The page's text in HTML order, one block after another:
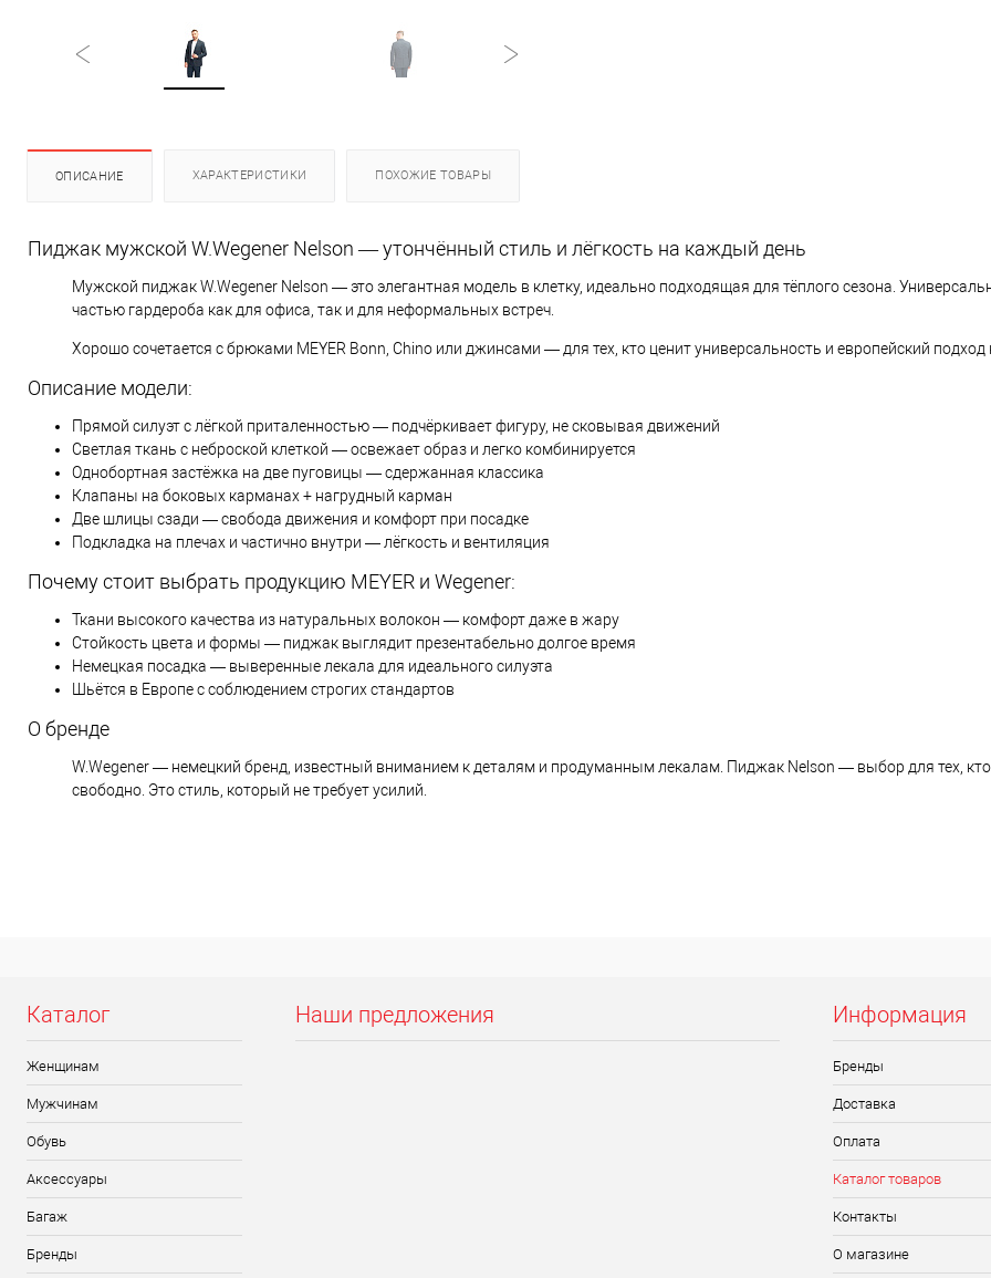
ОПИСАНИЕ ХАРАКТЕРИСТИКИ ПОХОЖИЕ ТОВАРЫ
Пиджак мужской W.Wegener Nelson — утончённый стиль и лёгкость на каждый день
Мужской пиджак W.Wegener Nelson — это элегантная модель в клетку, идеально подходящая для тёплого сезона.
частью гардероба как для офиса, так и для неформальных встреч.
Хорошо сочетается с брюками MEYER Bonn, Chino или джинсами — для тех, кто ценит универсальность и европейский
Описание модели:
Прямой силуэт с лёгкой приталенностью — подчёркивает фигуру, не сковывая движений
Светлая ткань с неброской клеткой — освежает образ и легко комбинируется
Однобортная застёжка на две пуговицы — сдержанная классика
Клапаны на боковых карманах + нагрудный карман
Две шлицы сзади — свобода движения и комфорт при посадке
Подкладка на плечах и частично внутри — лёгкость и вентиляция
Почему стоит выбрать продукцию MEYER и Wegener:
Ткани высокого качества из натуральных волокон — комфорт даже в жару
Стойкость цвета и формы — пиджак выглядит презентабельно долгое время
Немецкая посадка — выверенные лекала для идеального силуэта
Шьётся в Европе с соблюдением строгих стандартов
О бренде
W.Wegener — немецкий бренд, известный вниманием к деталям и продуманным лекалам. Пиджак Nelson — выбор для тех, кто
свободно. Это стиль, который не требует усилий.
Каталог
Женщинам
Мужчинам
Обувь
Аксессуары
Багаж
Бренды
Наши предложения Информация
Бренды
Доставка
Оплата
Каталог товаров
Контакты
О магазине